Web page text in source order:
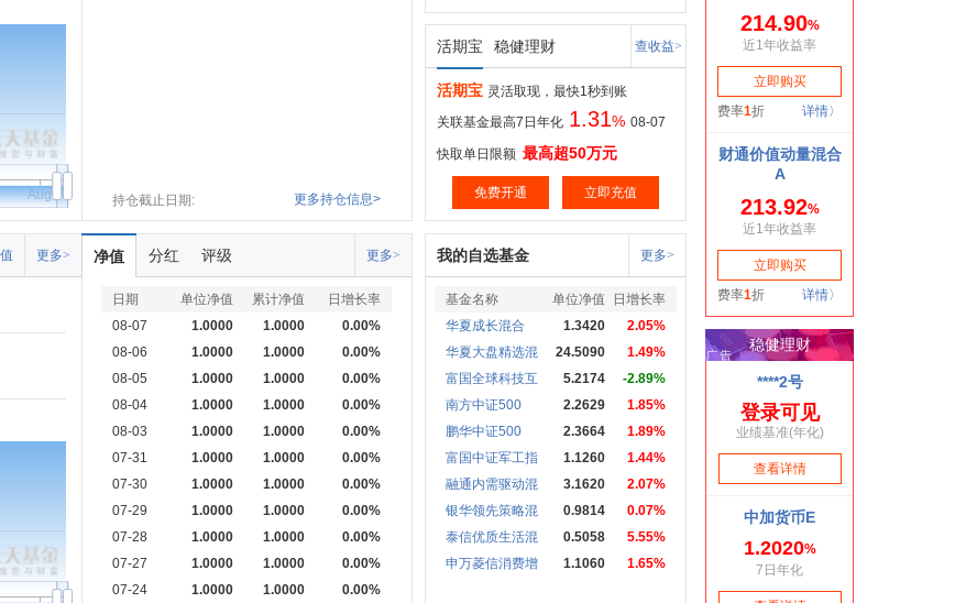
Aug 持仓截止日期: 更多持仓信息>
活期宝 稳健理财 查收益>
活期宝 灵活取现，最快1秒到账
关联基金最高7日年化 1.31% 08-07
快取单日限额 最高超50万元
免费开通 立即充值
更多> 净值 分红 评级 更多>
日期 单位净值 累计净值
日增长率
08-07
1.0000 1.0000
0.00%
08-06
1.0000 1.0000
0.00%
08-05
1.0000 1.0000
0.00%
08-04
1.0000 1.0000
0.00%
08-03
1.0000 1.0000
0.00%
07-31
1.0000 1.0000
0.00%
07-30
1.0000 1.0000
0.00%
07-29
1.0000 1.0000
0.00%
07-28
1.0000 1.0000
0.00%
07-27
1.0000 1.0000
0.00%
07-24
1.0000 1.0000
0.00%
我的自选基金 更多>
基金名称 单位净值
日增长率
华夏成长混合
1.3420
2.05%
华夏大盘精选混
24.5090
1.49%
富国全球科技互
5.2174
-2.89%
南方中证500
2.2629
1.85%
鹏华中证500
2.3664
1.89%
富国中证军工指
1.1260
1.44%
融通内需驱动混
3.1620
2.07%
银华领先策略混
0.9814
0.07%
泰信优质生活混
0.5058
5.55%
申万菱信消费增
1.1060 1.65%